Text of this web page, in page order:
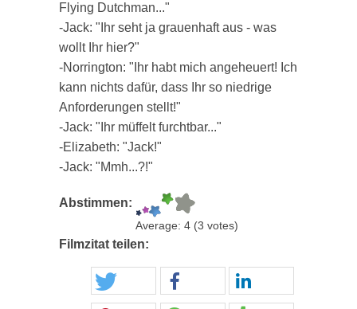
Flying Dutchman..."
-Jack: "Ihr seht ja grauenhaft aus - was
wollt Ihr hier?"
-Norrington: "Ihr habt mich angeheuert! Ich
kann nichts dafür, dass Ihr so niedrige
Anforderungen stellt!"
-Jack: "Ihr müffelt furchtbar..."
-Elizabeth: "Jack!"
-Jack: "Mmh...?!"
Abstimmen:
Average: 4 (3 votes)
Filmzitat teilen: